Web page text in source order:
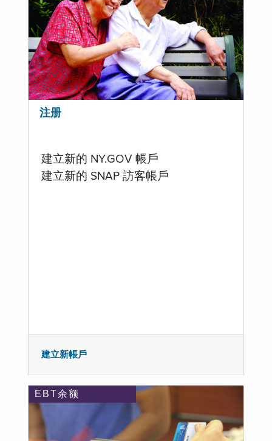
注册
建立新的 NY.GOV 帳戶
建立新的 SNAP 訪客帳戶
建立新帳戶
EBT余额